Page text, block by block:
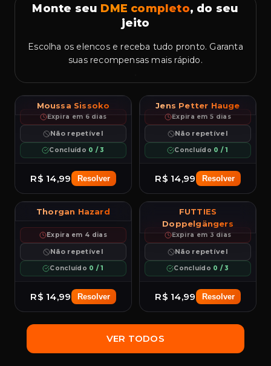
Monte seu DME completo, do seu
jeito
Escolha os elencos e receba tudo pronto. Garanta
suas recompensas mais rápido.
Moussa Sissoko
96
CM
++
Sissoko
PAC
91
SHO
92
PAS
96
DRI
94
DEF
94
PHY
97
CDM
Expira em 6 dias
Não repetível
Concluído 0 / 3
R$ 14,99 Resolver
Jens Petter Hauge
96
LW
++
Hauge
PAC
97
SHO
95
PAS
93
DRI
96
DEF
65
PHY
90
Expira em 5 dias
Não repetível
Concluído 0 / 1
R$ 14,99 Resolver
Thorgan Hazard
96
LW
++
95 95 94968090
R 5★ 4 83.1
RM
CAM
Expira em 4 dias
Não repetível
Concluído 0 / 1
R$ 14,99 Resolver
FUTTIES
Doppelgängers
95
ST
++
Haaland
PAC
94
SHO
96
PAS
92
DRI
94
DEF
84
PHY
90
LM
CAM
Expira em 3 dias
Não repetível
Concluído 0 / 3
R$ 14,99 Resolver
VER TODOS